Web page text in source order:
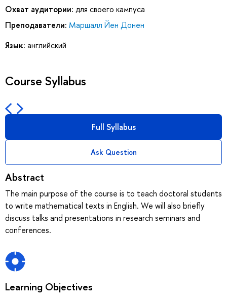
Охват аудитории: для своего кампуса
Преподаватели: Маршалл Йен Донен
Язык: английский
Course Syllabus
Full Syllabus
Ask Question
Abstract
The main purpose of the course is to teach doctoral students
to write mathematical texts in English. We will also briefly
discuss talks and presentations in research seminars and
conferences.
Learning Objectives